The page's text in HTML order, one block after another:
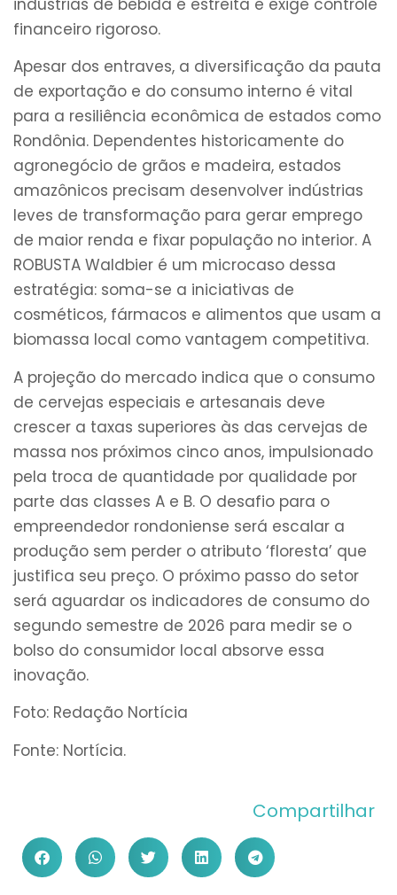
indústrias de bebida é estreita e exige controle
financeiro rigoroso.
Apesar dos entraves, a diversificação da pauta
de exportação e do consumo interno é vital
para a resiliência econômica de estados como
Rondônia. Dependentes historicamente do
agronegócio de grãos e madeira, estados
amazônicos precisam desenvolver indústrias
leves de transformação para gerar emprego
de maior renda e fixar população no interior. A
ROBUSTA Waldbier é um microcaso dessa
estratégia: soma-se a iniciativas de
cosméticos, fármacos e alimentos que usam a
biomassa local como vantagem competitiva.
A projeção do mercado indica que o consumo
de cervejas especiais e artesanais deve
crescer a taxas superiores às das cervejas de
massa nos próximos cinco anos, impulsionado
pela troca de quantidade por qualidade por
parte das classes A e B. O desafio para o
empreendedor rondoniense será escalar a
produção sem perder o atributo ‘floresta’ que
justifica seu preço. O próximo passo do setor
será aguardar os indicadores de consumo do
segundo semestre de 2026 para medir se o
bolso do consumidor local absorve essa
inovação.
Foto: Redação Nortícia
Fonte: Nortícia.
Compartilhar